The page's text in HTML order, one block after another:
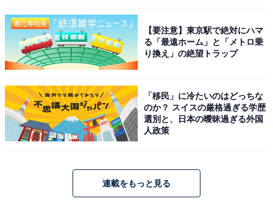
『名探偵コナン ベイカー街の亡霊』の商品をAmazonで見る
※回答コメントは原文ママです
この記事の執筆者： くま なかこ
得意なジャンルはライフスタイル・金融・育児・エンタメ関連。
【要注意】東京駅で絶対にハマ
る「最遠ホーム」と「メトロ乗
り換え」の絶望トラップ
「移民」に冷たいのはどっちな
のか？ スイスの厳格過ぎる学歴
選別と、日本の曖昧過ぎる外国
人政策
連載をもっと見る